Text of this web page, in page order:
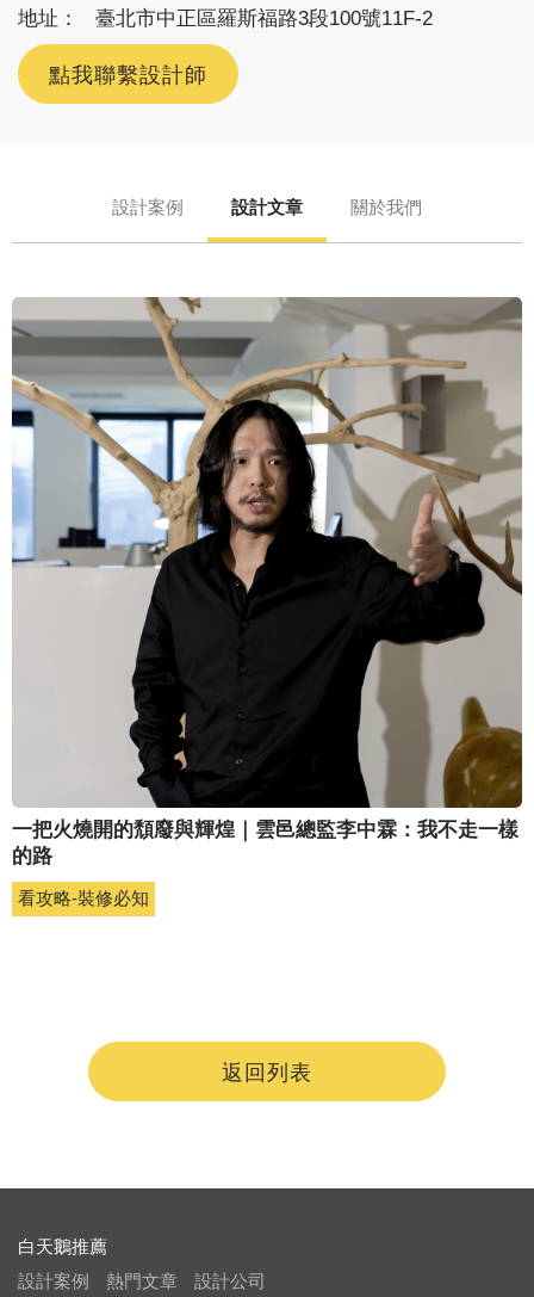
地址： 臺北市中正區羅斯福路3段100號11F-2
點我聯繫設計師
設計案例 設計文章 關於我們
一把火燒開的頹廢與輝煌｜雲邑總監李中霖：我不走一樣
的路
看攻略-裝修必知
返回列表
白天鵝推薦
設計案例
熱門文章 設計公司